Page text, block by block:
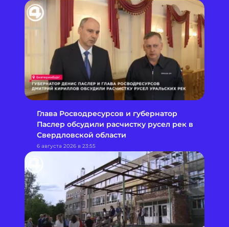
Глава Росводресурсов и губернатор
Паслер обсудили расчистку русел рек в
Свердловской области
6 августа 2026 в 23:55